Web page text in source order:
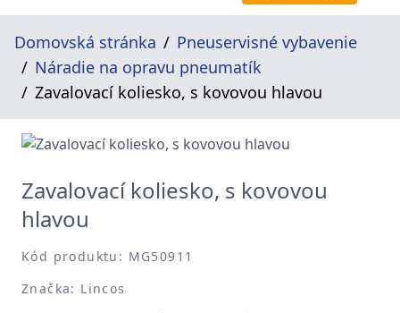
Domovská stránka
Pneuservisné vybavenie
Náradie na opravu pneumatík
Zavalovací koliesko, s kovovou hlavou
Zavalovací koliesko, s kovovou
hlavou
Kód produktu: MG50911
Značka: Lincos